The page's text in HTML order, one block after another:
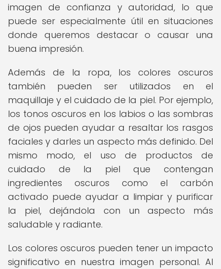
imagen de confianza y autoridad, lo que
puede ser especialmente útil en situaciones
donde queremos destacar o causar una
buena impresión.
Además de la ropa, los colores oscuros
también pueden ser utilizados en el
maquillaje y el cuidado de la piel. Por ejemplo,
los tonos oscuros en los labios o las sombras
de ojos pueden ayudar a resaltar los rasgos
faciales y darles un aspecto más definido. Del
mismo modo, el uso de productos de
cuidado de la piel que contengan
ingredientes oscuros como el carbón
activado puede ayudar a limpiar y purificar
la piel, dejándola con un aspecto más
saludable y radiante.
Los colores oscuros pueden tener un impacto
significativo en nuestra imagen personal. Al